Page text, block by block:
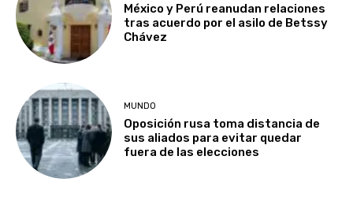
México y Perú reanudan relaciones
tras acuerdo por el asilo de Betssy
Chávez
MUNDO
Oposición rusa toma distancia de
sus aliados para evitar quedar
fuera de las elecciones